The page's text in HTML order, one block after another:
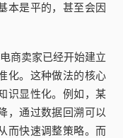
本是平的，甚至会因
商卖家已经开始建立
化。这种做法的核心
识显性化。例如，某
，通过数据回溯可以
而快速调整策略。而